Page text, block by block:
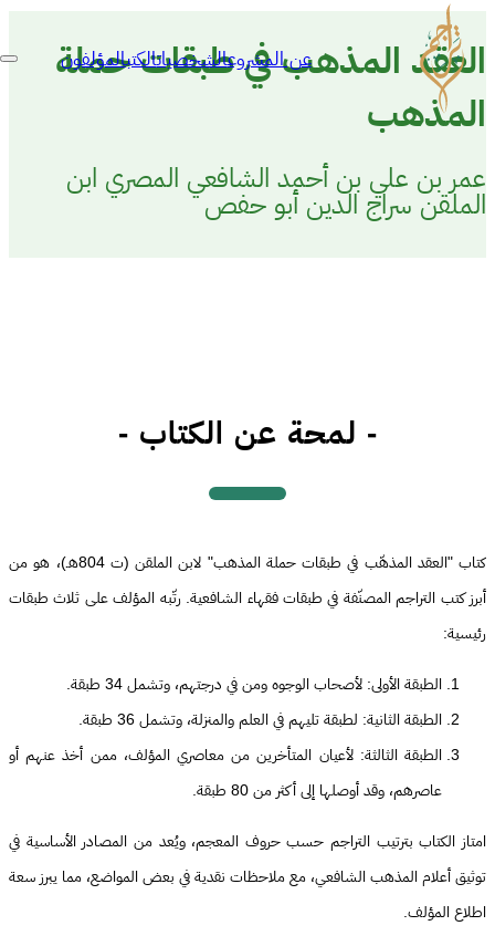
عن المشروعالشخصياتالكتبالمؤلفون
العقد المذهب في طبقات حملة
المذهب
عمر بن علي بن أحمد الشافعي المصري ابن
الملقن سراج الدين أبو حفص
- لمحة عن الكتاب -
كتاب "العقد المذهّب في طبقات حملة المذهب" لابن الملقن (ت 804هـ)، هو من
أبرز كتب التراجم المصنّفة في طبقات فقهاء الشافعية. رتّبه المؤلف على ثلاث طبقات
رئيسية:
الطبقة الأولى: لأصحاب الوجوه ومن في درجتهم، وتشمل 34 طبقة.
الطبقة الثانية: لطبقة تليهم في العلم والمنزلة، وتشمل 36 طبقة.
الطبقة الثالثة: لأعيان المتأخرين من معاصري المؤلف، ممن أخذ عنهم أو
عاصرهم، وقد أوصلها إلى أكثر من 80 طبقة.
امتاز الكتاب بترتيب التراجم حسب حروف المعجم، ويُعد من المصادر الأساسية في
توثيق أعلام المذهب الشافعي، مع ملاحظات نقدية في بعض المواضع، مما يبرز سعة
اطلاع المؤلف.